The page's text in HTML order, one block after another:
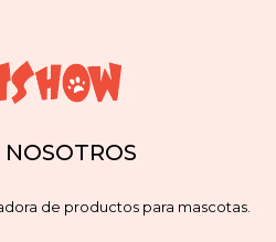
NOSOTROS
de productos para mascotas.